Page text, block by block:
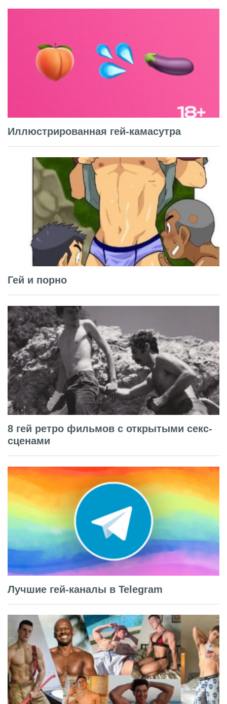
Иллюстрированная гей-камасутра
Гей и порно
8 гей ретро фильмов с открытыми секс-
сценами
Лучшие гей-каналы в Telegram